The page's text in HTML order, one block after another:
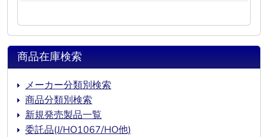
商品在庫検索
メーカー分類別検索
商品分類別検索
新規発売製品一覧
委託品(J/HO1067/HO他)